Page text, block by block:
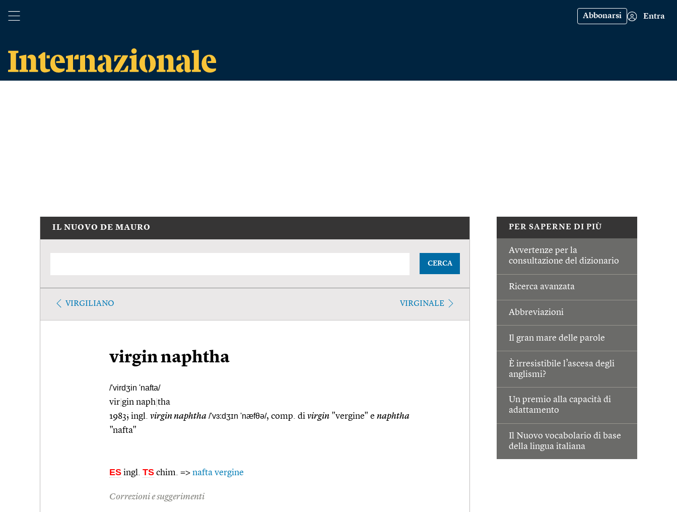
Abbonarsi Entra
PER SAPERNE DI PIÙ
Avvertenze per la
consultazione del dizionario
Ricerca avanzata
Abbreviazioni
Il gran mare delle parole
È irresistibile l’ascesa degli
anglismi?
Un premio alla capacità di
adattamento
Il Nuovo vocabolario di base
della lingua italiana
IL NUOVO DE MAURO
CERCA
VIRGILIANO VIRGINALE
virgin naphtha
/'virdʒin 'nafta/
vir gin naph tha
1983; ingl. virgin naphtha /'vɜ:dʒɪn 'næfθə/, comp. di virgin "vergine" e naphtha
"nafta"
ES ingl. TS chim. => nafta vergine
Correzioni e suggerimenti